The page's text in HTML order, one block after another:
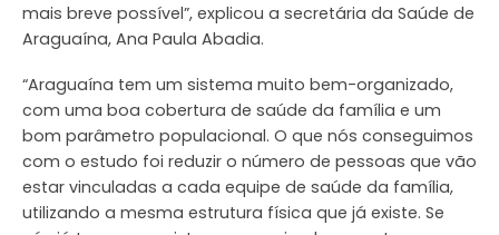
mais breve possível”, explicou a secretária da Saúde de
Araguaína, Ana Paula Abadia.
“Araguaína tem um sistema muito bem-organizado,
com uma boa cobertura de saúde da família e um
bom parâmetro populacional. O que nós conseguimos
com o estudo foi reduzir o número de pessoas que vão
estar vinculadas a cada equipe de saúde da família,
utilizando a mesma estrutura física que já existe. Se